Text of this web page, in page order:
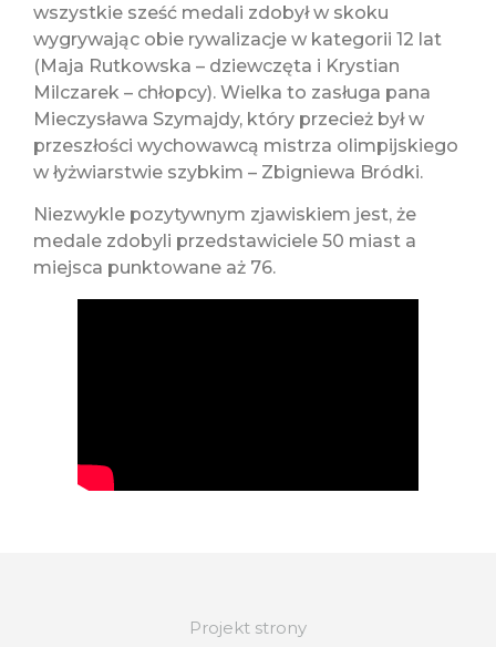
wszystkie sześć medali zdobył w skoku
wygrywając obie rywalizacje w kategorii 12 lat
(Maja Rutkowska – dziewczęta i Krystian
Milczarek – chłopcy). Wielka to zasługa pana
Mieczysława Szymajdy, który przecież był w
przeszłości wychowawcą mistrza olimpijskiego
w łyżwiarstwie szybkim – Zbigniewa Bródki.
Niezwykle pozytywnym zjawiskiem jest, że
medale zdobyli przedstawiciele 50 miast a
miejsca punktowane aż 76.
Projekt strony